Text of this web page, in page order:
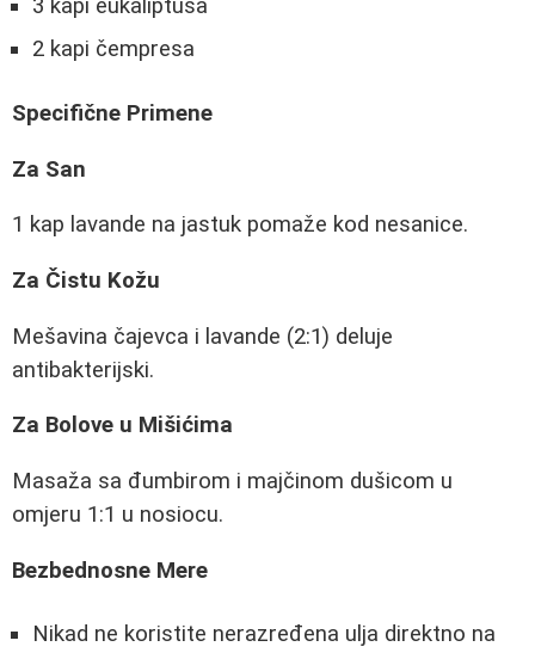
3 kapi eukaliptusa
2 kapi čempresa
Specifične Primene
Za San
1 kap lavande na jastuk pomaže kod nesanice.
Za Čistu Kožu
Mešavina čajevca i lavande (2:1) deluje
antibakterijski.
Za Bolove u Mišićima
Masaža sa đumbirom i majčinom dušicom u
omjeru 1:1 u nosiocu.
Bezbednosne Mere
Nikad ne koristite nerazređena ulja direktno na